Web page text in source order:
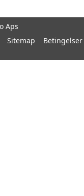
Aps
Sitemap Betingelser